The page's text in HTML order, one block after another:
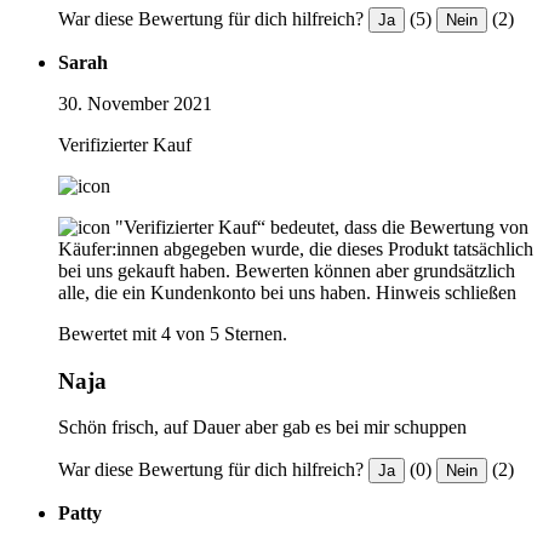
War diese Bewertung für dich hilfreich? Ja (5) Nein (2)
Sarah
30. November 2021
Verifizierter Kauf
"Verifizierter Kauf“ bedeutet, dass die Bewertung von
Käufer:innen abgegeben wurde, die dieses Produkt tatsächlich
bei uns gekauft haben. Bewerten können aber grundsätzlich
alle, die ein Kundenkonto bei uns haben. Hinweis schließen
Bewertet mit 4 von 5 Sternen.
Naja
Schön frisch, auf Dauer aber gab es bei mir schuppen
War diese Bewertung für dich hilfreich? Ja (0) Nein (2)
Patty